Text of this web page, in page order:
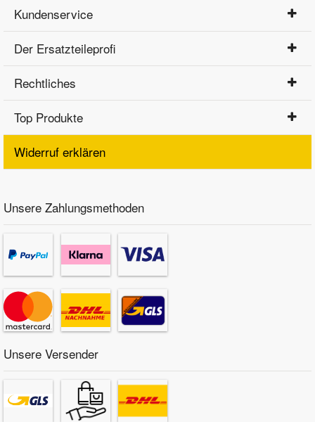
Kundenservice
Der Ersatzteileprofi
Rechtliches
Top Produkte
Widerruf erklären
Unsere Zahlungsmethoden
Unsere Versender